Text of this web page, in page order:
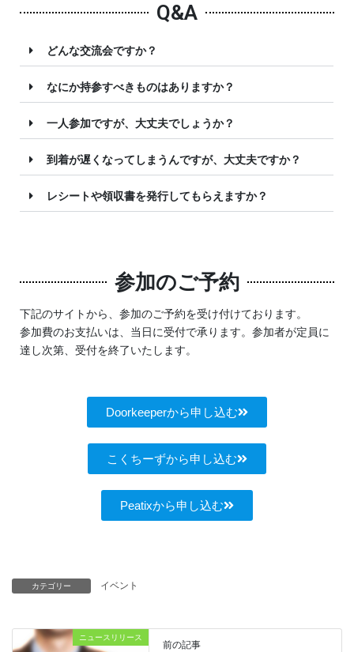
Q&A
どんな交流会ですか？
なにか持参すべきものはありますか？
一人参加ですが、大丈夫でしょうか？
到着が遅くなってしまうんですが、大丈夫ですか？
レシートや領収書を発行してもらえますか？
参加のご予約
下記のサイトから、参加のご予約を受け付けております。
参加費のお支払いは、当日に受付で承ります。参加者が定員に
達し次第、受付を終了いたします。
Doorkeeperから申し込む
こくちーずから申し込む
Peatixから申し込む
カテゴリー イベント
ニュースリリース
前の記事